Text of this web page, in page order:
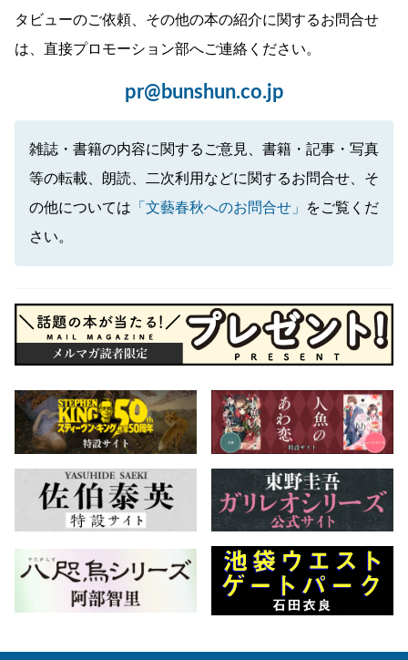
タビューのご依頼、その他の本の紹介に関するお問合せ
は、直接プロモーション部へご連絡ください。
pr@bunshun.co.jp
雑誌・書籍の内容に関するご意見、書籍・記事・写真
等の転載、朗読、二次利用などに関するお問合せ、そ
の他については 「文藝春秋へのお問合せ」
をご覧くだ
さい。